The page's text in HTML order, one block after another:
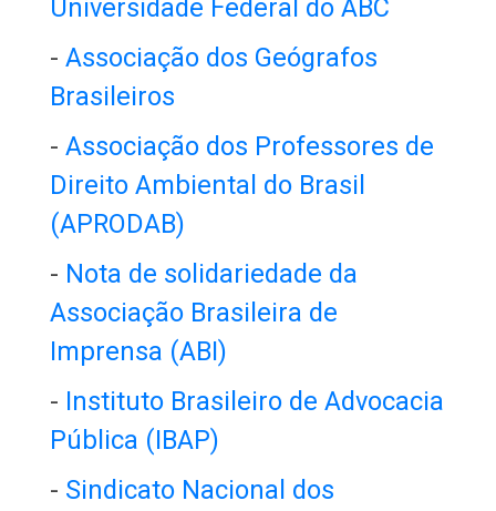
Universidade Federal do ABC
- Associação dos Geógrafos
Brasileiros
- Associação dos Professores de
Direito Ambiental do Brasil
(APRODAB)
- Nota de solidariedade da
Associação Brasileira de
Imprensa (ABI)
- Instituto Brasileiro de Advocacia
Pública (IBAP)
- Sindicato Nacional dos